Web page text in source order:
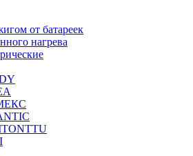
от батареек
нагрева